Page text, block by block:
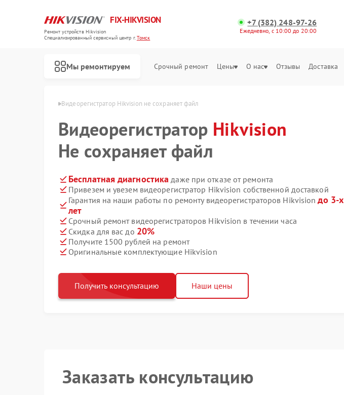
FIX-HIKVISION
Ремонт устройств Hikvision
Специализированный cервисный центр г.Томск
+7 (382) 248-97-26
Ежедневно, с 10:00 до 20:00
Мы ремонтируем Срочный ремонт Цены О нас Отзывы Доставка
Hikvision в Томске Видеорегистратор Hikvision не сохраняет файл
Видеорегистратор Hikvision
Не сохраняет файл
Бесплатная диагностика даже при отказе от ремонта
Привезем и увезем видеорегистратор Hikvision собственной доставкой
Гарантия на наши работы по ремонту видеорегистраторов Hikvisionдо 3-х
лет
Срочный ремонт видеорегистраторов Hikvision в течении часа
Скидка для вас до 20%
Получите 1500 рублей на ремонт
Оригинальные комплектующие Hikvision
Получить консультацию Наши цены
Заказать консультацию